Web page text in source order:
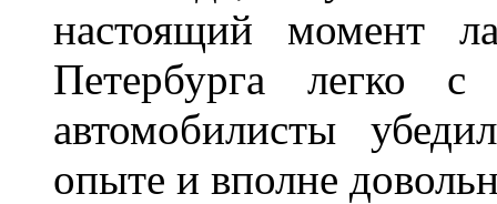
настоящий момент
Петербурга легко
автомобилисты
опыте и вполне